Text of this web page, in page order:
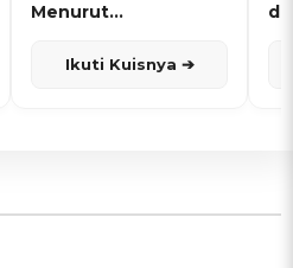
Menurut
Ikuti Kuisnya ➔